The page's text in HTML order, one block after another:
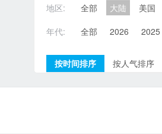
地区:
全部 大陆 美国
年代:
全部 2026 2025
按时间排序 按人气排序